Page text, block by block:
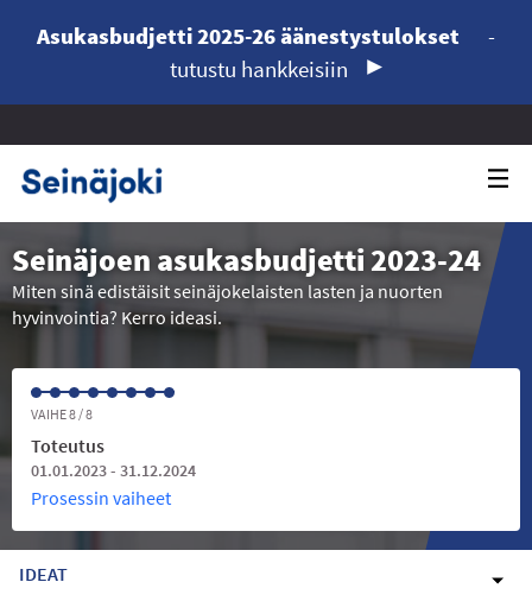
Asukasbudjetti 2025-26 äänestystulokset
-
tutustu hankkeisiin
Seinäjoen asukasbudjetti 2023-24
Miten sinä edistäisit seinäjokelaisten lasten ja nuorten
hyvinvointia? Kerro ideasi.
VAIHE 8 / 8
Toteutus
01.01.2023 - 31.12.2024
Prosessin vaiheet
IDEAT